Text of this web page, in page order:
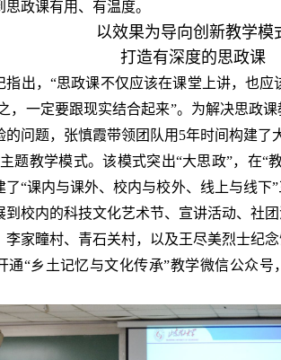
政课有用、有温度。
以效果为导向创新教学模
打造有深度的思政课
指出，“思政课不仅应该在课堂上讲，也应
，一定要跟现实结合起来”。为解决思政
的问题，张慎霞带领团队用5年时间构建了
题教学模式。该模式突出“大思政”，在“
了“课内与课外、校内与校外、线上与线下
到校内的科技文化艺术节、宣讲活动、社
李家疃村、青石关村，以及王尽美烈士纪
通“乡土记忆与文化传承”教学微信公众